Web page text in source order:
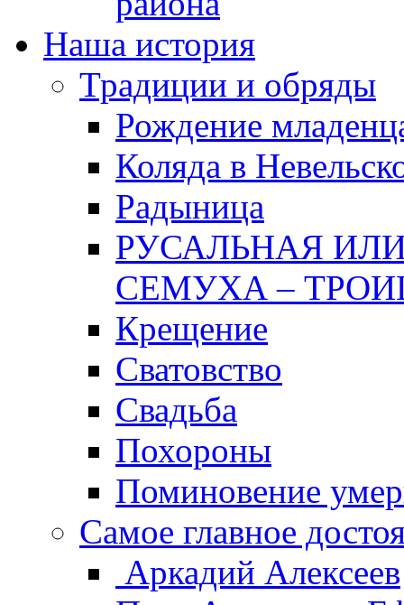
Наша история
Традиции и обряды
Рождение
Коляда в
Радыница
РУСАЛЬНАЯ
СЕМУХА –
Крещение
Сватовство
Свадьба
Похороны
Поминовение
Самое главное
Аркадий Алексеев